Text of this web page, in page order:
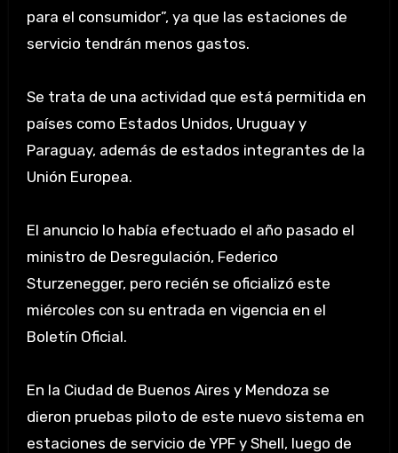
para el consumidor”, ya que las estaciones de
servicio tendrán menos gastos.
Se trata de una actividad que está permitida en
países como Estados Unidos, Uruguay y
Paraguay, además de estados integrantes de la
Unión Europea.
El anuncio lo había efectuado el año pasado el
ministro de Desregulación, Federico
Sturzenegger, pero recién se oficializó este
miércoles con su entrada en vigencia en el
Boletín Oficial.
En la Ciudad de Buenos Aires y Mendoza se
dieron pruebas piloto de este nuevo sistema en
estaciones de servicio de YPF y Shell, luego de